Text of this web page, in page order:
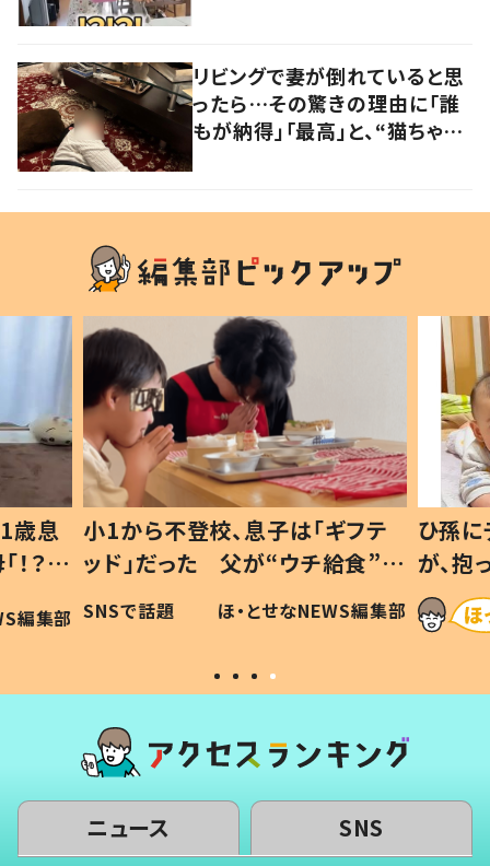
リビングで妻が倒れていると思
ったら…その驚きの理由に「誰
もが納得」「最高」と、“猫ちゃん
歳息
？」
編集部
小1から不登校、息子は「ギフテ
ッド」だった 父が“ウチ給食”を
作り続ける理由とは #令和の親
#令和の子
SNSで話題 ほ・とせなNEWS編集部
ひ孫
が、
「涙が
い」
ニュース SNS